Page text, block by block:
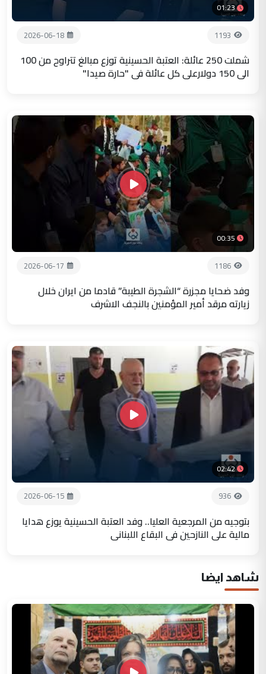
01:23
1193
2026-06-18
شملت 250 عائلة: العتبة الحسينية توزع مبالغ تتراوح من 100
الى 150 دولارعلى كل عائلة في "حارة صيدا"
00:35
1186
2026-06-17
وفد ضحايا مجزرة “الشجرة الطيبة” قادما من ايران خلال
زيارته مرقد أمير المؤمنين بالنجف الاشرف
02:42
936
2026-06-15
بتوجيه من المرجعية العليا.. وفد العتبة الحسينية يوزع هدايا
مالية على النازحين في البقاع اللبناني
شاهد ايضا